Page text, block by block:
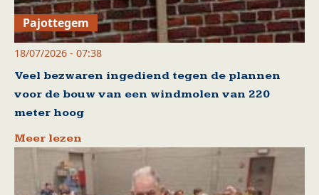
Pajottegem
18/07/2026 - 07:38
Veel bezwaren ingediend tegen de plannen
voor de bouw van een windmolen van 220
meter hoog
Meer lezen